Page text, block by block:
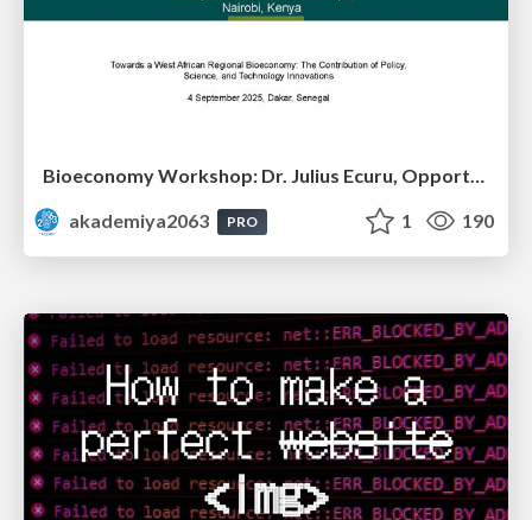
Bioeconomy Workshop: Dr. Julius Ecuru, Opportunities for a Bioeconomy in West Africa
akademiya2063
PRO 1 190